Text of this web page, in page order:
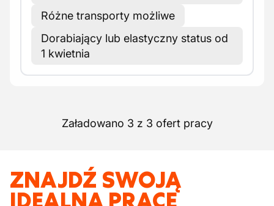
Różne transporty możliwe
Dorabiający lub elastyczny status od
1 kwietnia
Załadowano 3 z 3 ofert pracy
ZNAJDŹ SWOJĄ